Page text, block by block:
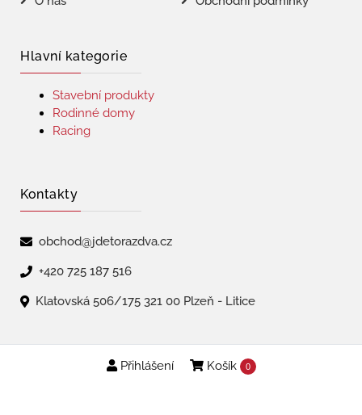
Přihlášení Košík 0
Hlavní kategorie
Stavební produkty
Rodinné domy
Racing
Kontakty
obchod@jdetorazdva.cz
+420 725 187 516
Klatovská 506/175 321 00 Plzeň - Litice
Copyright © 2026 | jdetorazdva